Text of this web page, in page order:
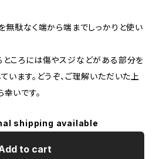
無駄なく端から端までしっかりと使い
ところには傷やスジなどがある部分を
います。どうぞ、ご理解いただいた上
いです。
shipping available
to cart